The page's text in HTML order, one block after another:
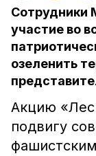
Сотрудники
участие во
озеленить
Акцию
подвигу